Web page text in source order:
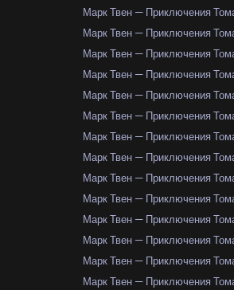
Марк Твен — Приключения
Марк Твен — Приключения
Марк Твен — Приключения
Марк Твен — Приключения
Марк Твен — Приключения
Марк Твен — Приключения
Марк Твен — Приключения
Марк Твен — Приключения
Марк Твен — Приключения
Марк Твен — Приключения
Марк Твен — Приключения
Марк Твен — Приключения
Марк Твен — Приключения
Марк Твен — Приключения